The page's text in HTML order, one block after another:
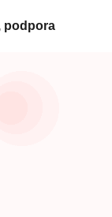
podpora